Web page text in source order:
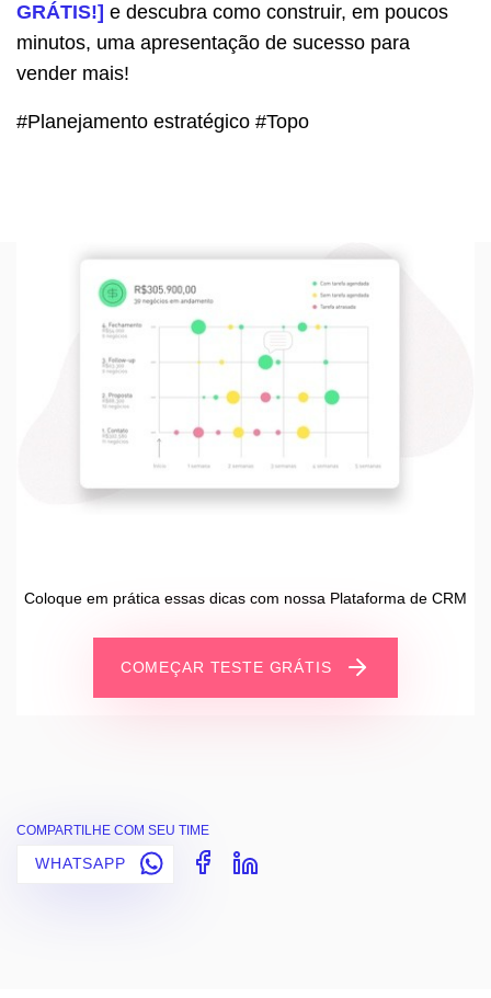
GRÁTIS!] e descubra como construir, em poucos
minutos, uma apresentação de sucesso para
vender mais!
#Planejamento estratégico #Topo
Coloque em prática essas dicas com nossa Plataforma de CRM
COMEÇAR TESTE GRÁTIS
COMPARTILHE COM SEU TIME
WHATSAPP